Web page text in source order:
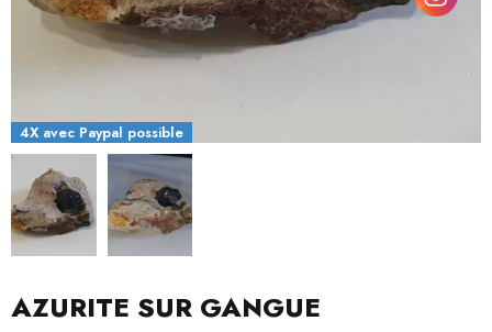
4X avec Paypal possible
AZURITE SUR GANGUE